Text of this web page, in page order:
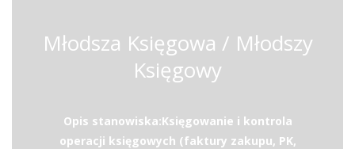
Młodsza Księgowa / Młodszy
Księgowy
Opis stanowiska:Księgowanie i kontrola
operacji księgowych (faktury zakupu, PK,